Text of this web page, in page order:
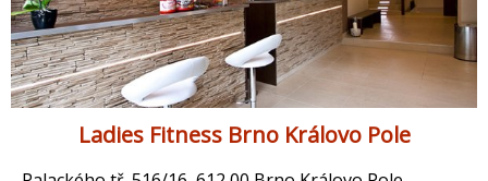
Ladies Fitness Brno Královo Pole